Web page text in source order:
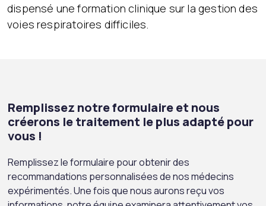
dispensé une formation clinique sur la gestion des
voies respiratoires difficiles.
Remplissez notre formulaire et nous
créerons le traitement le plus adapté pour
vous !
Remplissez le formulaire pour obtenir des
recommandations personnalisées de nos médecins
expérimentés. Une fois que nous aurons reçu vos